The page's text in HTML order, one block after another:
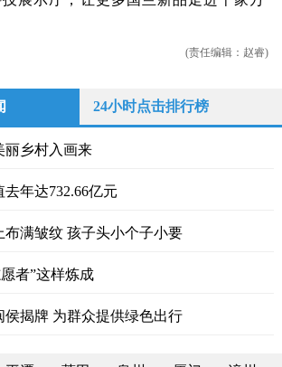
(责任编辑：赵睿)
24小时点击排行榜
丽乡村入画来
年达732.66亿元
布满皱纹 孩子头小个子小要
者”这样炼成
侯揭牌 为群众提供绿色出行